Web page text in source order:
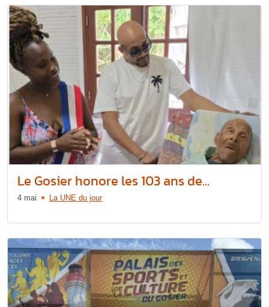
Le Gosier honore les 103 ans de...
4 mai La UNE du jour